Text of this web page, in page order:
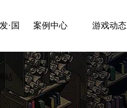
·国
站
案例中心 游戏动态